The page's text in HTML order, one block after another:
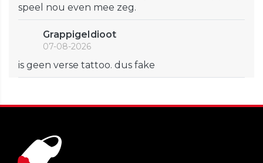
speel nou even mee zeg.
GrappigeIdioot
07-08-2026
is geen verse tattoo. dus fake